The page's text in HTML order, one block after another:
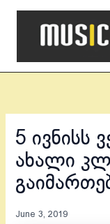
Skip
5 ივნისს
ახალი
June 3, 2019